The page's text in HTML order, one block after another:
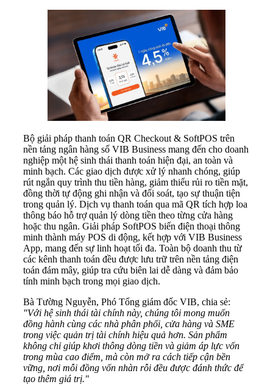
Bộ giải pháp thanh toán QR Checkout & SoftPOS trên
nền tảng ngân hàng số VIB Business mang đến cho doanh
nghiệp một hệ sinh thái thanh toán hiện đại, an toàn và
minh bạch. Các giao dịch được xử lý nhanh chóng, giúp
rút ngắn quy trình thu tiền hàng, giảm thiểu rủi ro tiền mặt,
đồng thời tự động ghi nhận và đối soát, tạo sự thuận tiện
trong quản lý. Dịch vụ thanh toán qua mã QR tích hợp loa
thông báo hỗ trợ quản lý dòng tiền theo từng cửa hàng
hoặc thu ngân. Giải pháp SoftPOS biến điện thoại thông
minh thành máy POS di động, kết hợp với VIB Business
App, mang đến sự linh hoạt tối đa. Toàn bộ doanh thu từ
các kênh thanh toán đều được lưu trữ trên nền tảng điện
toán đám mây, giúp tra cứu biên lai dễ dàng và đảm bảo
tính minh bạch trong mọi giao dịch.
Bà Tường Nguyễn, Phó Tổng giám đốc VIB, chia sẻ:
"Với hệ sinh thái tài chính này, chúng tôi mong muốn
đồng hành cùng các nhà phân phối, cửa hàng và SME
trong việc quản trị tài chính hiệu quả hơn. Sản phẩm
không chỉ giúp khơi thông dòng tiền và giảm áp lực vốn
trong mùa cao điểm, mà còn mở ra cách tiếp cận bền
vững, nơi mỗi đồng vốn nhàn rỗi đều được đánh thức để
tạo thêm giá trị."